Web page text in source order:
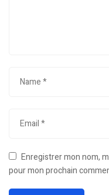
Enregistrer mon nom,
pour mon prochain